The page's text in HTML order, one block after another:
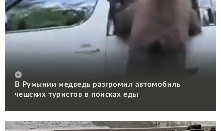
В Румынии медведь разгромил автомобиль
чешских туристов в поисках еды